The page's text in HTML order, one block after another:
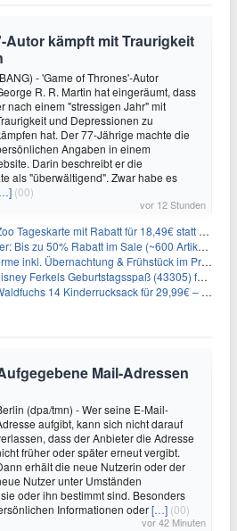
Autor kämpft mit Traurigkeit
- 'Game of Thrones'-Autor
R. R. Martin hat eingeräumt, dass
nach einem "stressigen Jahr" mit
und Depressionen zu
hat. Der 77-Jährige machte die
Angaben in einem
Darin beschreibt er die
als "überwältigend". Zwar habe es
(00)
vor 12 Stunden
mit Rabatt für 18,49€ statt 29,50€ – einlösbar bis Dezember
zu 50% Rabatt im Sale (~600 Artikel zur Auswahl)
Übernachtung & Frühstück im Premium Hotel (Bad Oeynhausen) ab 89€ p.P.
Ferkels Geburtstagsspaß (43305) für 29,10€
14 Kinderrucksack für 29,99€ – Amber-maple
Mail-Adressen
(dpa/tmn) - Wer seine E-Mail-
aufgibt, kann sich nicht darauf
dass der Anbieter die Adresse
früher oder später erneut vergibt.
erhält die neue Nutzerin oder der
Nutzer unter Umständen
oder ihn bestimmt sind. Besonders
Informationen oder[…] (00)
vor 42 Minuten